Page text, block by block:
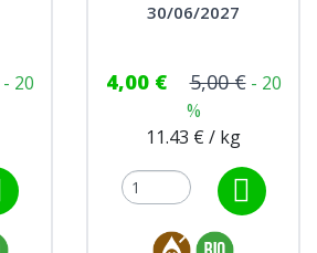
- 20
30/06/2027
4,00 € 5,00 € - 20
%
11.43 € / kg